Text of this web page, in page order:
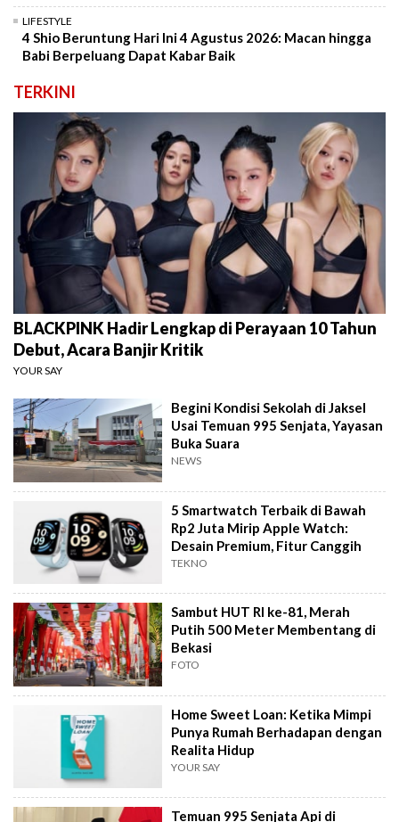
LIFESTYLE
4 Shio Beruntung Hari Ini 4 Agustus 2026: Macan hingga
Babi Berpeluang Dapat Kabar Baik
TERKINI
BLACKPINK Hadir Lengkap di Perayaan 10 Tahun
Debut, Acara Banjir Kritik
YOUR SAY
Begini Kondisi Sekolah di Jaksel
Usai Temuan 995 Senjata, Yayasan
Buka Suara
NEWS
5 Smartwatch Terbaik di Bawah
Rp2 Juta Mirip Apple Watch:
Desain Premium, Fitur Canggih
TEKNO
Sambut HUT RI ke-81, Merah
Putih 500 Meter Membentang di
Bekasi
FOTO
Home Sweet Loan: Ketika Mimpi
Punya Rumah Berhadapan dengan
Realita Hidup
YOUR SAY
Temuan 995 Senjata Api di